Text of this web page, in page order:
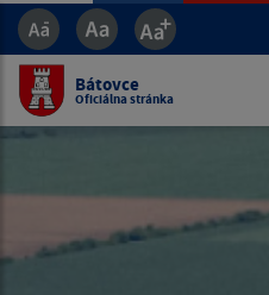
Bátovce
Oficiálna stránka